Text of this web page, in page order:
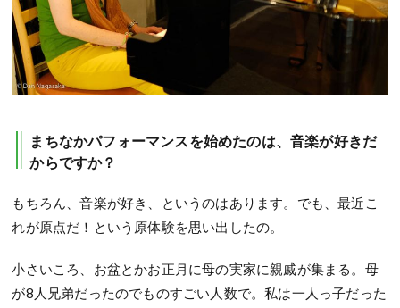
まちなかパフォーマンスを始めたのは、音楽が好きだ
からですか？
もちろん、音楽が好き、というのはあります。でも、最近こ
れが原点だ！という原体験を思い出したの。
小さいころ、お盆とかお正月に母の実家に親戚が集まる。母
が8人兄弟だったのでものすごい人数で。私は一人っ子だった